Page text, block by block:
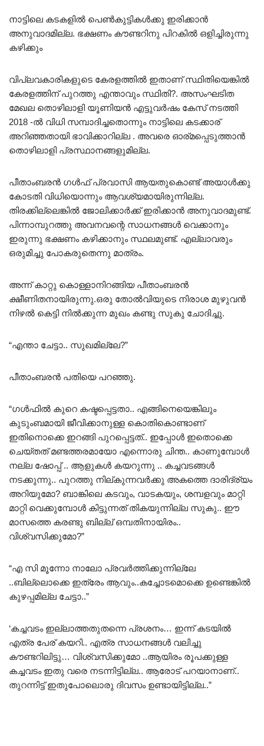
നാട്ടിലെ കടകളിൽ പെൺകുട്ടികൾക്കു ഇരിക്കാൻ
അനുവാദമില്ല. ഭക്ഷണം കൗണ്ടറിനു പിറകിൽ ഒളിച്ചിരുന്നു
കഴിക്കും
വിപ്ലവകാരികളുടെ കേരളത്തിൽ ഇതാണ് സ്ഥിതിയെങ്കിൽ
കേരളത്തിന് പുറത്തു എന്താവും സ്ഥിതി?. അസംഘടിത
മേഖല തൊഴിലാളി യൂണിയൻ എട്ടുവർഷം കേസ് നടത്തി
2018 -ൽ വിധി സമ്പാദിച്ചതൊന്നും നാട്ടിലെ കടക്കാര്
അറിഞ്ഞതായി ഭാവിക്കാറില്ല . അവരെ ഓര്മപ്പെടുത്താൻ
തൊഴിലാളി പ്രസ്ഥാനങ്ങളുമില്ല.
പീതാംബരൻ ഗൾഫ് പ്രവാസി ആയതുകൊണ്ട് അയാൾക്കു
കോടതി വിധിയൊന്നും ആവശ്യമായിരുന്നില്ല.
തിരക്കില്ലെങ്കിൽ ജോലിക്കാർക്ക് ഇരിക്കാൻ അനുവാദമുണ്ട്.
പിന്നാമ്പുറത്തു അവനവന്റെ സാധനങ്ങൾ വെക്കാനും
ഇരുന്നു ഭക്ഷണം കഴിക്കാനും സ്ഥലമുണ്ട്. എല്ലാവരും
ഒരുമിച്ചു പോകരുതെന്നു മാത്രം.
അന്ന് കാറ്റു കൊള്ളാനിറങ്ങിയ പീതാംബരൻ
ക്ഷീണിതനായിരുന്നു.ഒരു തോൽവിയുടെ നിരാശ മുഴുവൻ
നിഴൽ കെട്ടി നിൽക്കുന്ന മുഖം കണ്ടു സുകു ചോദിച്ചു.
“എന്താ ചേട്ടാ.. സുഖമില്ലേ?”
പീതാംബരൻ പതിയെ പറഞ്ഞു.
“ഗൾഫിൽ കുറെ കഷ്ടപ്പെട്ടതാ.. എങ്ങിനെയെങ്കിലും
കുടുംബമായി ജീവിക്കാനുള്ള കൊതികൊണ്ടാണ്
ഇതിനൊക്കെ ഇറങ്ങി പുറപ്പെട്ടത്.. ഇപ്പോൾ ഇതൊക്കെ
ചെയ്തത് മണ്ടത്തരമായോ എന്നൊരു ചിന്ത.. കാണുമ്പോൾ
നല്ല ഷോപ്പ് .. ആളുകൾ കയറുന്നു .. കച്ചവടങ്ങൾ
നടക്കുന്നു.. പുറത്തു നില്കുന്നവർക്കു അകത്തെ ദാരിദ്ര്യം
അറിയുമോ? ബാങ്കിലെ കടവും, വാടകയും, ശമ്പളവും മാറ്റി
മാറ്റി വെക്കുമ്പോൾ കിട്ടുന്നത് തികയുന്നില്ല സുകു.. ഈ
മാസത്തെ കരണ്ടു ബില്ല് ഒമ്പതിനായിരം..
വിശ്വസിക്കുമോ?”
“എ സി മൂന്നോ നാലോ പ്രവർത്തിക്കുന്നില്ലേ
..ബില്ലൊക്കെ ഇത്രേം ആവും..കച്ചോടമൊക്കെ ഉണ്ടെങ്കിൽ
കുഴപ്പമില്ല ചേട്ടാ..”
‘കച്ചവടം ഇല്ലാത്തതുതന്നെ പ്രശനം… ഇന്ന് കടയിൽ
എത്ര പേര് കയറി.. എത്ര സാധനങ്ങൾ വലിച്ചു
കൗണ്ടറിലിട്ടു… വിശ്വസിക്കുമോ ..ആയിരം രൂപക്കുള്ള
കച്ചവടം ഇതു വരെ നടന്നിട്ടില്ല.. ആരോട് പറയാനാണ്..
തുറന്നിട്ട് ഇതുപോലൊരു ദിവസം ഉണ്ടായിട്ടില്ല..”